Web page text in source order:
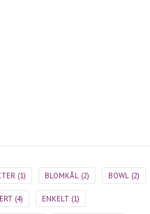
(1) BLOMKÅL (2) BOWL (2)
(4) ENKELT (1)